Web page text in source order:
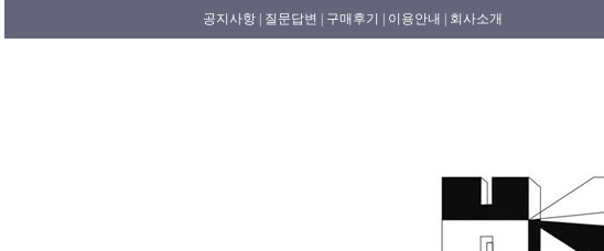
공지사항 | 질문답변 | 구매후기 | 이용안내 | 회사소개